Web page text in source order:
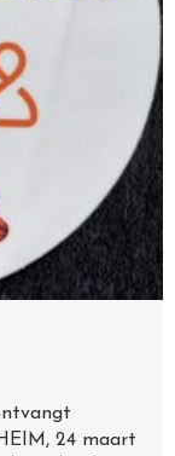
24 maart